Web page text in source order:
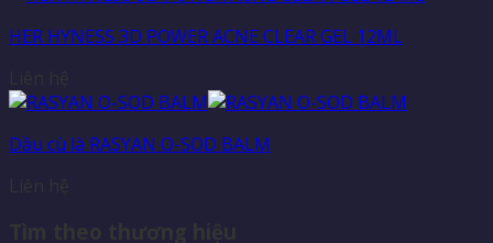
HER HYNESS 3D POWER ACNE CLEAR GEL 12ML
Dầu cù là RASYAN O-SOD BALM